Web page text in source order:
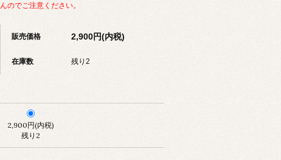
んのでご注意ください。
販売価格 2,900円(内税)
在庫数 残り2
2,900円(内税)
残り2